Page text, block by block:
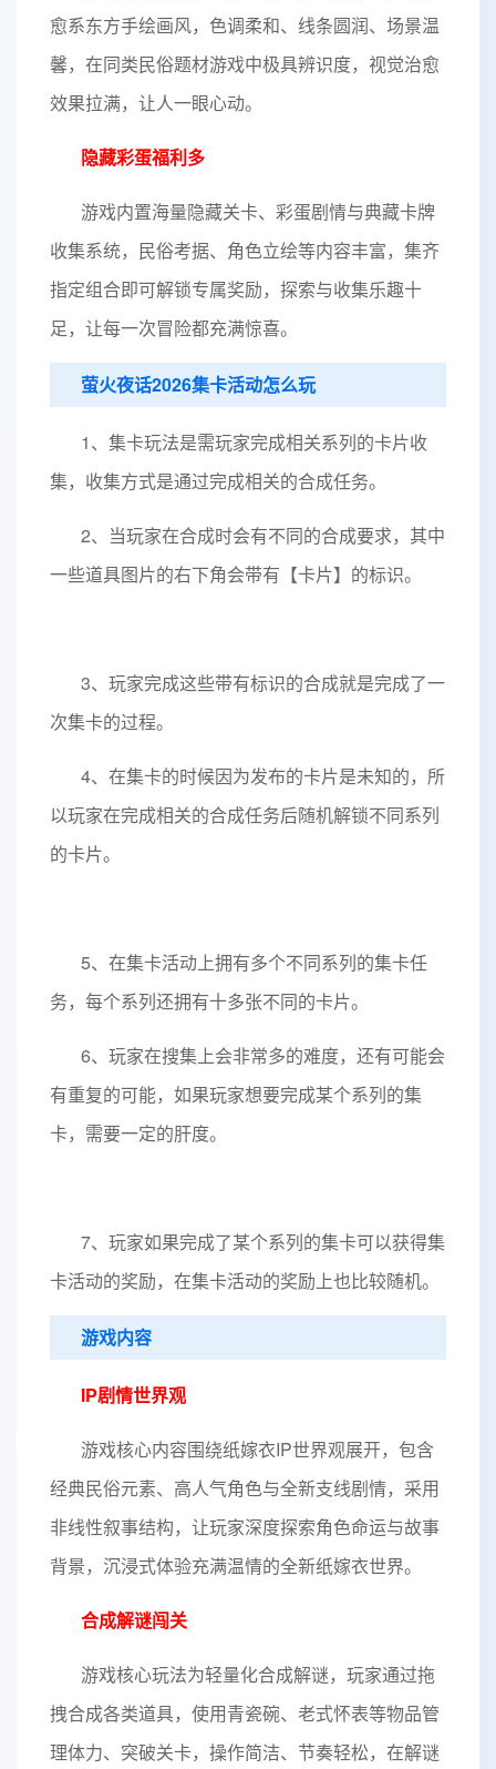
愈系东方手绘画风，色调柔和、线条圆润、场景温
馨，在同类民俗题材游戏中极具辨识度，视觉治愈
效果拉满，让人一眼心动。
隐藏彩蛋福利多
游戏内置海量隐藏关卡、彩蛋剧情与典藏卡牌
收集系统，民俗考据、角色立绘等内容丰富，集齐
指定组合即可解锁专属奖励，探索与收集乐趣十
足，让每一次冒险都充满惊喜。
萤火夜话2026集卡活动怎么玩
1、集卡玩法是需玩家完成相关系列的卡片收
集，收集方式是通过完成相关的合成任务。
2、当玩家在合成时会有不同的合成要求，其中
一些道具图片的右下角会带有【卡片】的标识。
3、玩家完成这些带有标识的合成就是完成了一
次集卡的过程。
4、在集卡的时候因为发布的卡片是未知的，所
以玩家在完成相关的合成任务后随机解锁不同系列
的卡片。
5、在集卡活动上拥有多个不同系列的集卡任
务，每个系列还拥有十多张不同的卡片。
6、玩家在搜集上会非常多的难度，还有可能会
有重复的可能，如果玩家想要完成某个系列的集
卡，需要一定的肝度。
7、玩家如果完成了某个系列的集卡可以获得集
卡活动的奖励，在集卡活动的奖励上也比较随机。
游戏内容
IP剧情世界观
游戏核心内容围绕纸嫁衣IP世界观展开，包含
经典民俗元素、高人气角色与全新支线剧情，采用
非线性叙事结构，让玩家深度探索角色命运与故事
背景，沉浸式体验充满温情的全新纸嫁衣世界。
合成解谜闯关
游戏核心玩法为轻量化合成解谜，玩家通过拖
拽合成各类道具，使用青瓷碗、老式怀表等物品管
理体力、突破关卡，操作简洁、节奏轻松，在解谜